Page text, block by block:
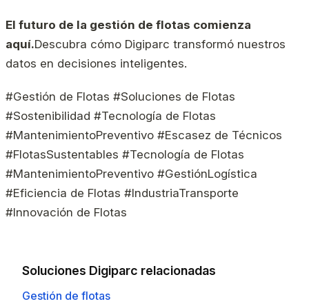
El futuro de la gestión de flotas comienza
aquí.Descubra cómo Digiparc transformó nuestros
datos en decisiones inteligentes.
#Gestión de Flotas #Soluciones de Flotas
#Sostenibilidad #Tecnología de Flotas
#MantenimientoPreventivo #Escasez de Técnicos
#FlotasSustentables #Tecnología de Flotas
#MantenimientoPreventivo #GestiónLogística
#Eficiencia de Flotas #IndustriaTransporte
#Innovación de Flotas
Soluciones Digiparc relacionadas
Gestión de flotas